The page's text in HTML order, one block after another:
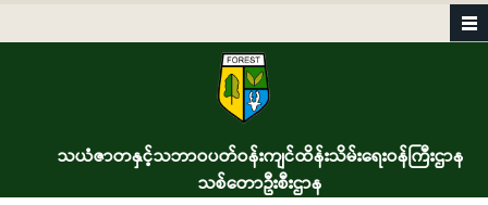
သယံဇာတနှင့်သဘာဝပတ်ဝန်းကျင်ထိန်းသိမ်းရေးဝန်ကြီးဌာန
သစ်တောဦးစီးဌာန